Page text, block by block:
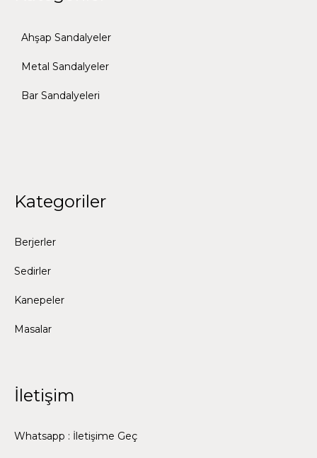
Ahşap Sandalyeler
Metal Sandalyeler
Bar Sandalyeleri
Kategoriler
Berjerler
Sedirler
Kanepeler
Masalar
İletişim
Whatsapp : İletişime Geç